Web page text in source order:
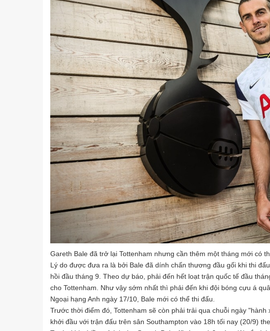
Gareth Bale đã trở lại Tottenham nhưng cần thêm một tháng mới có
Lý do được đưa ra là bởi Bale đã dính chấn thương đầu gối khi thi
hồi đầu tháng 9. Theo dự báo, phải đến hết loạt trận quốc tế đầu
cho Tottenham. Như vậy sớm nhất thì phải đến khi đội bóng cựu á
Ngoại hạng Anh ngày 17/10, Bale mới có thể thi đấu.
Trước thời điểm đó, Tottenham sẽ còn phải trải qua chuỗi ngày
khởi đầu với trận đấu trên sân Southampton vào 18h tối nay (20/9)